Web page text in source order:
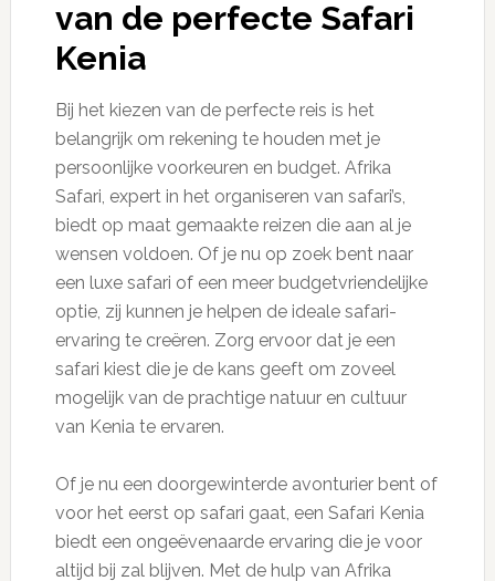
van de perfecte Safari
Kenia
Bij het kiezen van de perfecte reis is het
belangrijk om rekening te houden met je
persoonlijke voorkeuren en budget. Afrika
Safari, expert in het organiseren van safari’s,
biedt op maat gemaakte reizen die aan al je
wensen voldoen. Of je nu op zoek bent naar
een luxe safari of een meer budgetvriendelijke
optie, zij kunnen je helpen de ideale safari-
ervaring te creëren. Zorg ervoor dat je een
safari kiest die je de kans geeft om zoveel
mogelijk van de prachtige natuur en cultuur
van Kenia te ervaren.
Of je nu een doorgewinterde avonturier bent of
voor het eerst op safari gaat, een Safari Kenia
biedt een ongeëvenaarde ervaring die je voor
altijd bij zal blijven. Met de hulp van Afrika